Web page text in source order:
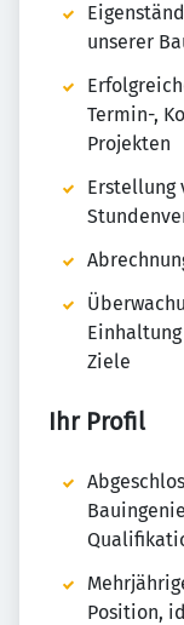
unserer
Termin-,
Projekten
Erstellung
Ziele
Ihr Profil
Position,